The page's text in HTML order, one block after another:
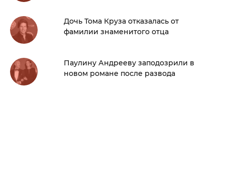
Дочь Тома Круза отказалась от
фамилии знаменитого отца
Паулину Андрееву заподозрили в
новом романе после развода